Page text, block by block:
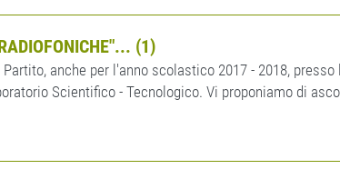
(1)
anche per l'anno scolastico 2017 - 2018, presso
Scientifico - Tecnologico. Vi proponiamo di